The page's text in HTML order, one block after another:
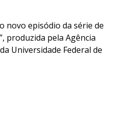
novo episódio da série de
produzida pela Agência
Universidade Federal de